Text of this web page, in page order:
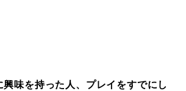
興味を持った人、プレイをすでにし